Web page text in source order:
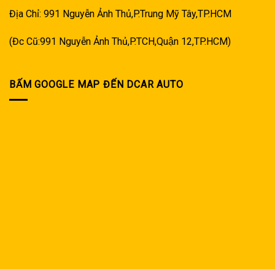
Địa Chỉ: 991 Nguyễn Ảnh Thủ,P.Trung Mỹ Tây,TP.HCM
(Đc Cũ:991 Nguyễn Ảnh Thủ,P.TCH,Quận 12,TP.HCM)
BẤM GOOGLE MAP ĐẾN DCAR AUTO